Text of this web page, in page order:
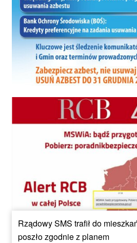
Rządowy SMS trafił do
poszło zgodnie z planem